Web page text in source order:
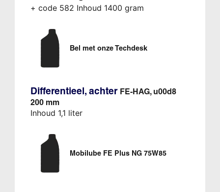
+ code 582 Inhoud 1400 gram
Bel met onze Techdesk
Differentieel, achter FE-HAG, u00d8
200 mm
Inhoud 1,1 liter
Mobilube FE Plus NG 75W85